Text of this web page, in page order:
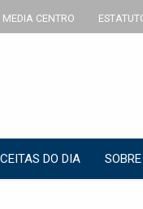
MEDIA CENTRO
DO DIA